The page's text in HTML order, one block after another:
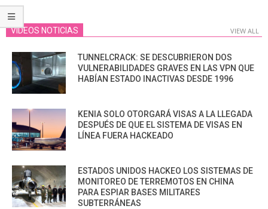
VIDEOS NOTICIAS VIEW ALL
TUNNELCRACK: SE DESCUBRIERON DOS
VULNERABILIDADES GRAVES EN LAS VPN QUE
HABÍAN ESTADO INACTIVAS DESDE 1996
KENIA SOLO OTORGARÁ VISAS A LA LLEGADA
DESPUÉS DE QUE EL SISTEMA DE VISAS EN
LÍNEA FUERA HACKEADO
ESTADOS UNIDOS HACKEO LOS SISTEMAS DE
MONITOREO DE TERREMOTOS EN CHINA
PARA ESPIAR BASES MILITARES
SUBTERRÁNEAS